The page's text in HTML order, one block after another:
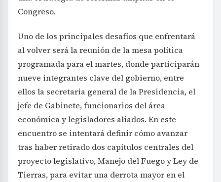
Congreso.
Uno de los principales desafíos que enfrentará
al volver será la reunión de la mesa política
programada para el martes, donde participarán
nueve integrantes clave del gobierno, entre
ellos la secretaria general de la Presidencia, el
jefe de Gabinete, funcionarios del área
económica y legisladores aliados. En este
encuentro se intentará definir cómo avanzar
tras haber retirado dos capítulos centrales del
proyecto legislativo, Manejo del Fuego y Ley de
Tierras, para evitar una derrota mayor en el